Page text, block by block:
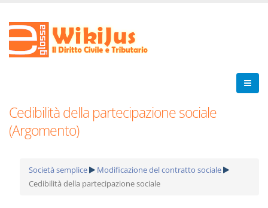
Cedibilità della partecipazione sociale
(Argomento)
Società semplice
Modificazione del contratto sociale
Cedibilità della partecipazione sociale